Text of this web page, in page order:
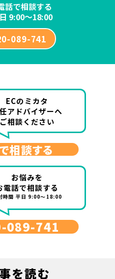
話で相談する
9:00～18:00
089-741
ECのミカタ
アドバイザーへ
ご相談ください
相談する
お悩みを
電話で相談する
時間 平日 9:00～18:00
089-741
を読む